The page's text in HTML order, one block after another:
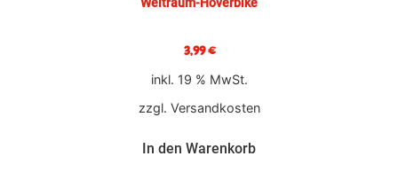
3,99€
inkl. 19 % MwSt.
zzgl. Versandkosten
In den Warenkorb